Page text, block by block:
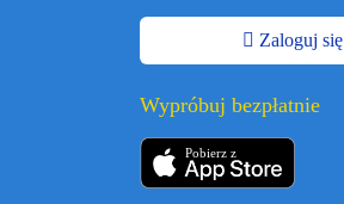
Zaloguj się
Wypróbuj bezpłatnie
Pobierz z